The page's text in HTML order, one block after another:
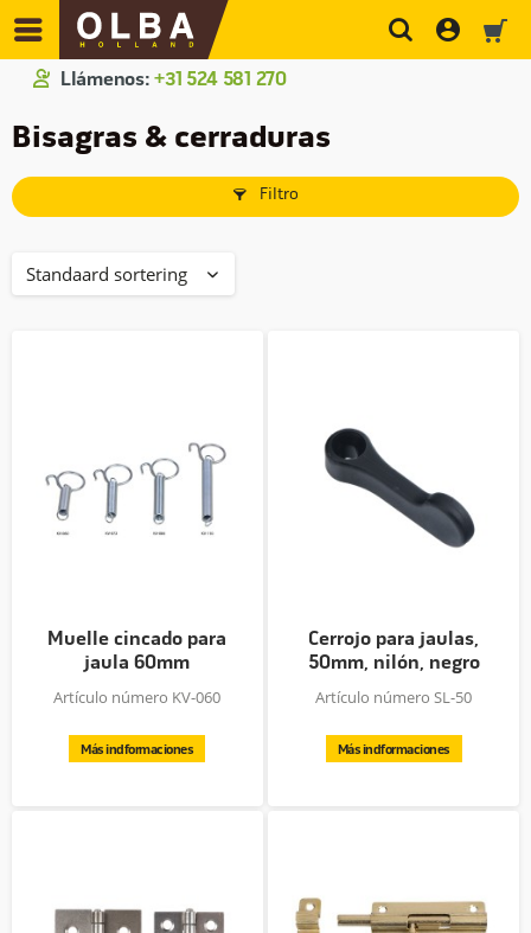
Llámenos: +31 524 581 270
Bisagras & cerraduras
Filtro
Muelle cincado para
jaula 60mm
Artículo número KV-060
Más indformaciones
Cerrojo para jaulas,
50mm, nilón, negro
Artículo número SL-50
Más indformaciones